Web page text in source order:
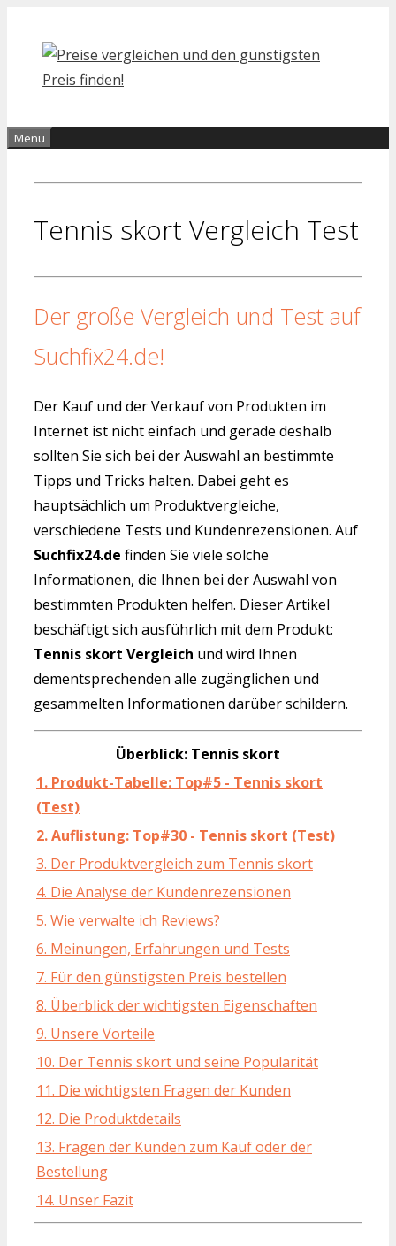
Inhalt
springen
Menü
Tennis skort Vergleich Test
Der große Vergleich und Test auf
Suchfix24.de!
Der Kauf und der Verkauf von Produkten im
Internet ist nicht einfach und gerade deshalb
sollten Sie sich bei der Auswahl an bestimmte
Tipps und Tricks halten. Dabei geht es
hauptsächlich um Produktvergleiche,
verschiedene Tests und Kundenrezensionen. Auf
Suchfix24.de finden Sie viele solche
Informationen, die Ihnen bei der Auswahl von
bestimmten Produkten helfen. Dieser Artikel
beschäftigt sich ausführlich mit dem Produkt:
Tennis skort Vergleich und wird Ihnen
dementsprechenden alle zugänglichen und
gesammelten Informationen darüber schildern.
Überblick: Tennis skort
1. Produkt-Tabelle: Top#5 - Tennis skort
(Test)
2. Auflistung: Top#30 - Tennis skort (Test)
3. Der Produktvergleich zum Tennis skort
4. Die Analyse der Kundenrezensionen
5. Wie verwalte ich Reviews?
6. Meinungen, Erfahrungen und Tests
7. Für den günstigsten Preis bestellen
8. Überblick der wichtigsten Eigenschaften
9. Unsere Vorteile
10. Der Tennis skort und seine Popularität
11. Die wichtigsten Fragen der Kunden
12. Die Produktdetails
13. Fragen der Kunden zum Kauf oder der
Bestellung
14. Unser Fazit